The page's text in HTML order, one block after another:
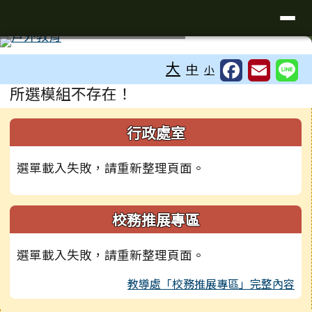
⏸
大 中 小
主內容區域
所選模組不存在！
左邊區域內容 行政處室
選單載入失敗，請重新整理頁面。
校務推展專區
選單載入失敗，請重新整理頁面。
教導處「校務推展專區」完整內容
頁尾區域